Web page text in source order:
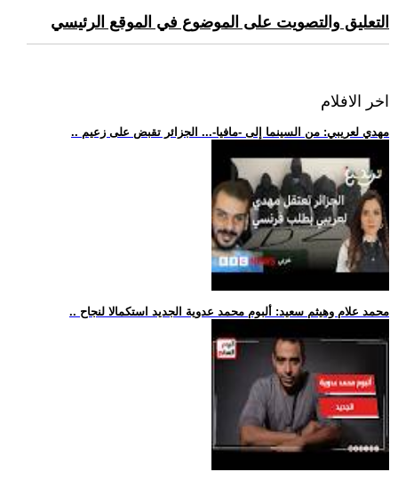
التعليق والتصويت على الموضوع في الموقع الرئيسي
اخر الافلام
.. مهدي لعريبي: من السينما إلى -مافيا-... الجزائر تقبض على زعيم
.. محمد علام وهيثم سعيد: ألبوم محمد عدوية الجديد استكمالا لنجاح